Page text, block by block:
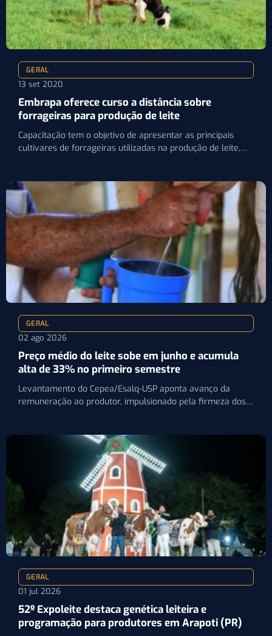
GERAL
13 set 2020
Embrapa oferece curso a distância sobre
forrageiras para produção de leite
Capacitação tem o objetivo de apresentar as principais
cultivares de forrageiras utilizadas na produção de leite,
GERAL
02 ago 2026
Preço médio do leite sobe em junho e acumula
alta de 33% no primeiro semestre
Levantamento do Cepea/Esalq-USP aponta avanço da
remuneração ao produtor, impulsionado pela firmeza dos
GERAL
01 jul 2026
52º Expoleite destaca genética leiteira e
programação para produtores em Arapoti (PR)